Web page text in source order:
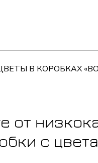
В КОРОБКАХ
от
с